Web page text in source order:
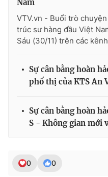
Cơ quan chủ quản:Đài
Giấy phép hoạt động báo in
cấp ngày 29/12/2023
Nam
VTV.vn - Buổi trò
trúc sư hàng đầu Việt
Sáu (30/11) trên các
Sự cân bằng hoàn
phố thị của KTS An
Sự cân bằng hoàn
S - Không gian mới
0 0